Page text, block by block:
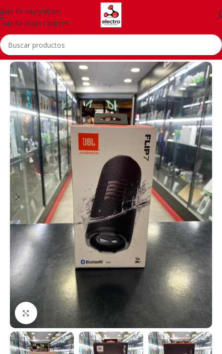
Skip to navigation
Skip to main content
Inicio/Accessorios/Altavoces
Click to enlarge